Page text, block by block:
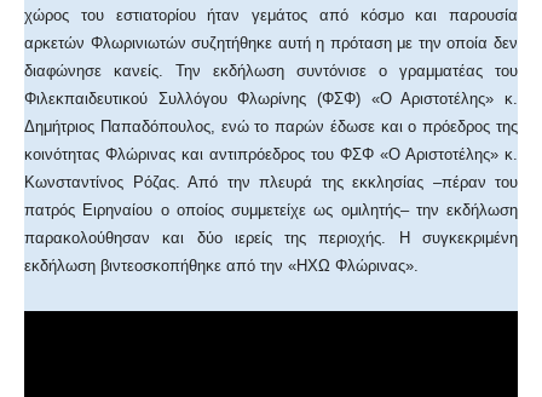
χώρος του εστιατορίου ήταν γεμάτος από κόσμο και παρουσία
αρκετών Φλωρινιωτών συζητήθηκε αυτή η πρόταση με την οποία δεν
διαφώνησε κανείς. Την εκδήλωση συντόνισε ο γραμματέας του
Φιλεκπαιδευτικού Συλλόγου Φλωρίνης (ΦΣΦ) «Ο Αριστοτέλης» κ.
Δημήτριος Παπαδόπουλος, ενώ το παρών έδωσε και ο πρόεδρος της
κοινότητας Φλώρινας και αντιπρόεδρος του ΦΣΦ «Ο Αριστοτέλης» κ.
Κωνσταντίνος Ρόζας. Από την πλευρά της εκκλησίας –πέραν του
πατρός Ειρηναίου ο οποίος συμμετείχε ως ομιλητής– την εκδήλωση
παρακολούθησαν και δύο ιερείς της περιοχής. Η συγκεκριμένη
εκδήλωση βιντεοσκοπήθηκε από την «ΗΧΩ Φλώρινας».